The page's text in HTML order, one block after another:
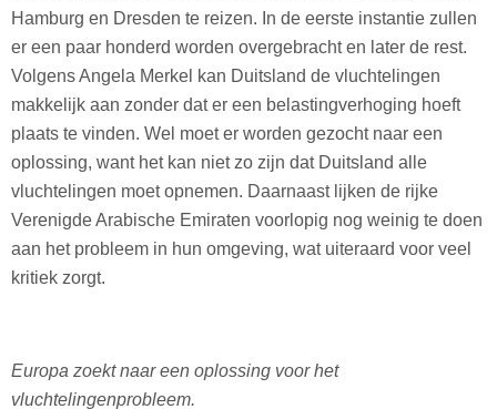
Hamburg en Dresden te reizen. In de eerste instantie zullen
er een paar honderd worden overgebracht en later de rest.
Volgens Angela Merkel kan Duitsland de vluchtelingen
makkelijk aan zonder dat er een belastingverhoging hoeft
plaats te vinden. Wel moet er worden gezocht naar een
oplossing, want het kan niet zo zijn dat Duitsland alle
vluchtelingen moet opnemen. Daarnaast lijken de rijke
Verenigde Arabische Emiraten voorlopig nog weinig te doen
aan het probleem in hun omgeving, wat uiteraard voor veel
kritiek zorgt.
Europa zoekt naar een oplossing voor het
vluchtelingenprobleem.